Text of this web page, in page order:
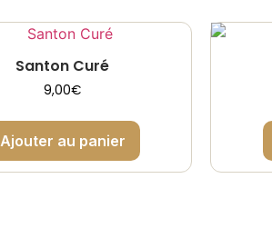
Santon Curé
9,00€
Ajouter au panier